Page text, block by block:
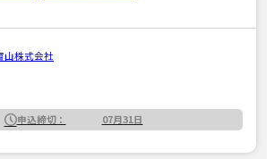
山株式会社
申込締切： 07月31日